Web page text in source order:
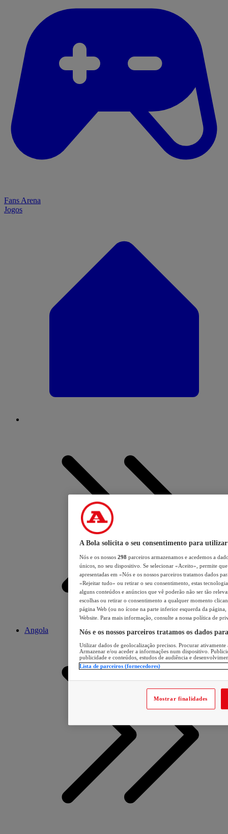
Fans Arena
Jogos
Angola
A Bola solicita o seu consentimento para utilizar
Nós e os nossos 298 parceiros armazenamos e acedemos a
únicos, no seu dispositivo. Se selecionar «Aceito», permite
apresentadas em «Nós e os nossos parceiros tratamos dados
«Rejeitar tudo» ou retirar o seu consentimento, estas
alguns conteúdos e anúncios que vê poderão não ser tão
escolhas ou retirar o consentimento a qualquer momento
página Web (ou no ícone na parte inferior esquerda da página,
Website. Para mais informação, consulte a nossa política de
Nós e os nossos parceiros tratamos os dados
Utilizar dados de geolocalização precisos. Procurar
Armazenar e/ou aceder a informações num dispositivo.
publicidade e conteúdos, estudos de audiência e
Lista de parceiros (fornecedores)
Mostrar finalidades